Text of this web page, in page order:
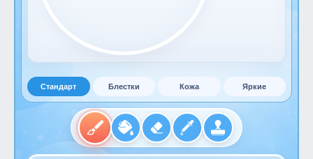
Стандарт Блестки Кожа Яркие